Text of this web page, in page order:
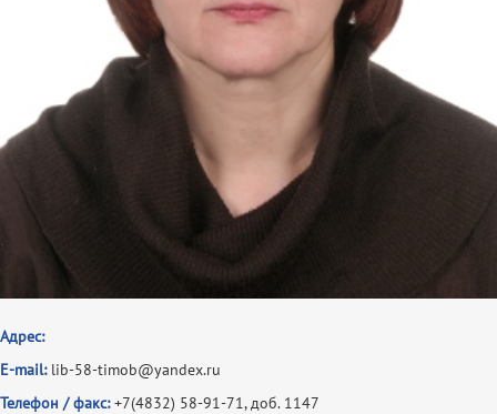
Адрес:
E-mail: lib-58-timob@yandex.ru
Телефон / факс: +7(4832) 58-91-71, доб. 1147